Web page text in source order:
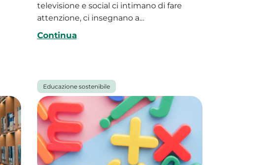
televisione e social ci intimano di fare
attenzione, ci insegnano a…
Continua
Educazione sostenibile